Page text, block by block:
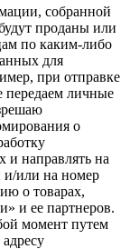
собранной
проданы или
по каким-либо
для
при отправке
передаем личные
о
направлять на
и/или на номер
о товарах,
и ее партнеров.
момент путем